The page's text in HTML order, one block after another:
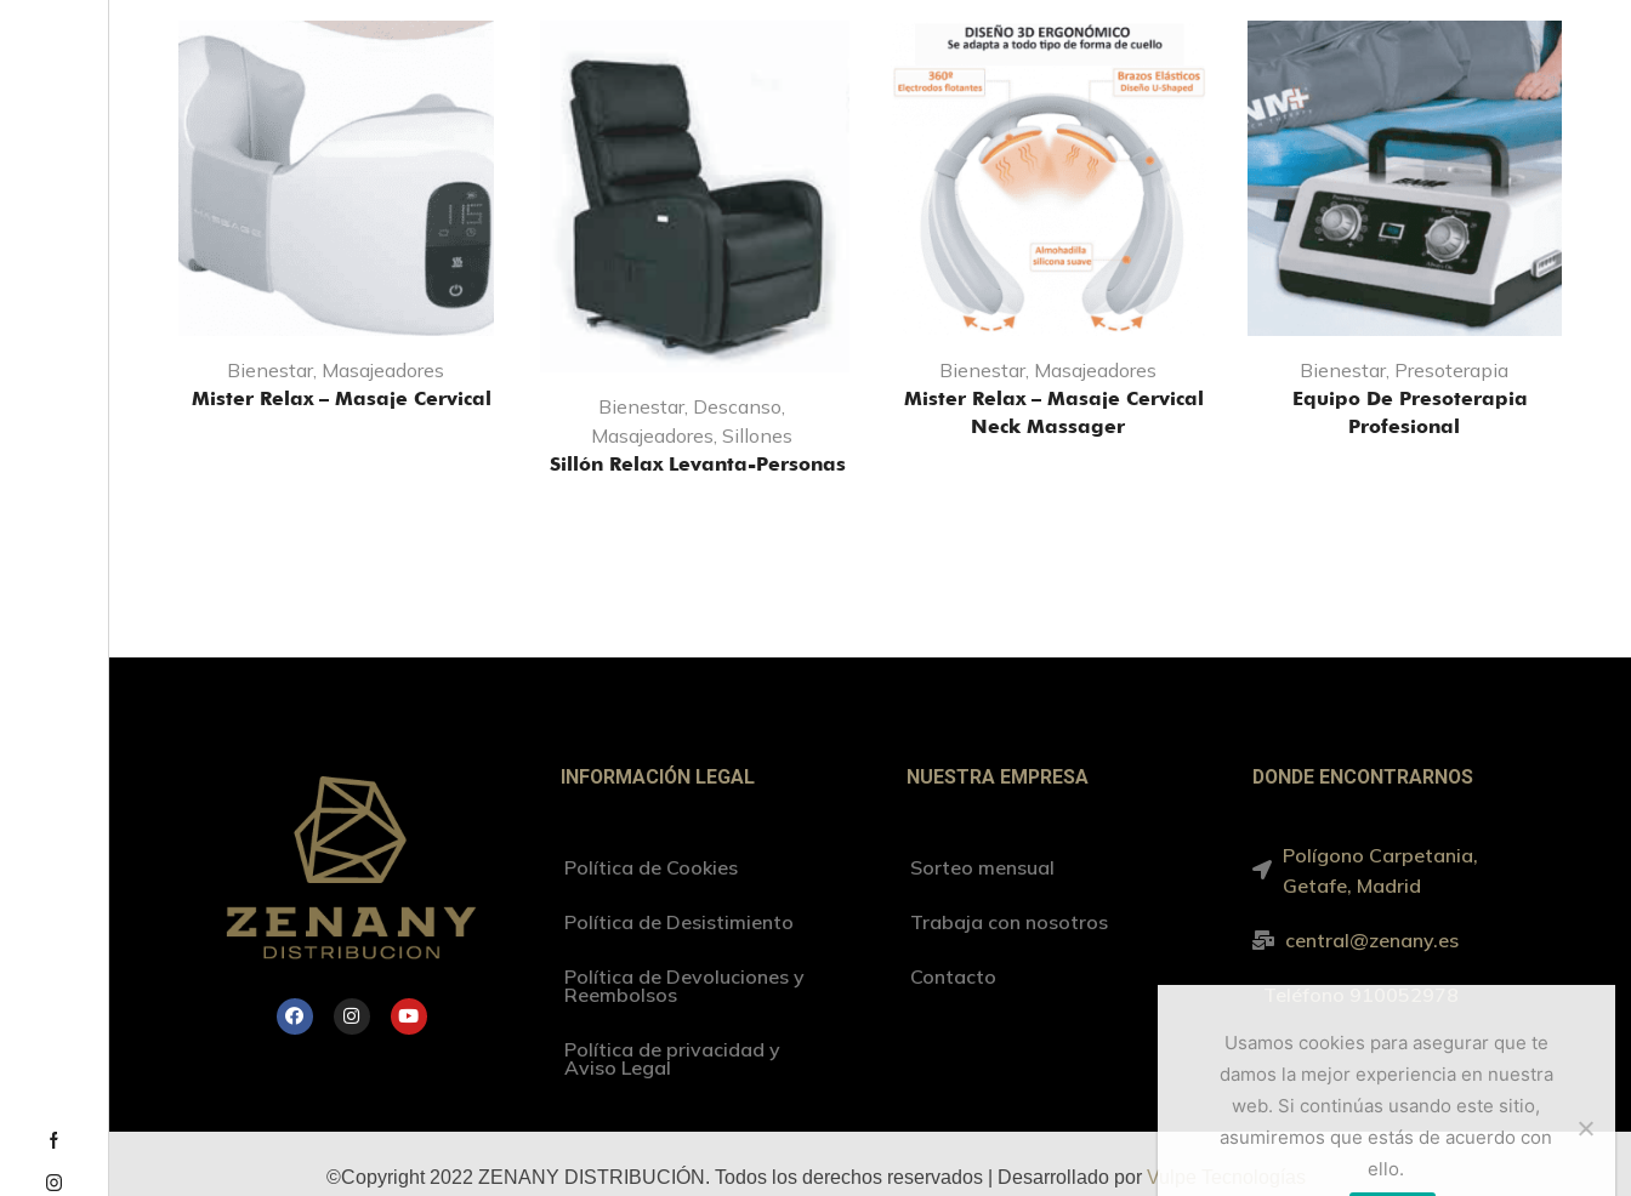
Bienestar, Masajeadores
Mister Relax – Masaje Cervical Bienestar, Descanso
Masajeadores ,Sillones
Sillón Relax Levanta-Personas
Bienestar, Masajeadores
Mister Relax – Masaje Cervical
Neck Massager
Bienestar, Presoterapia
Equipo De Presoterapia
Profesional
INFORMACIÓN LEGAL
Política de Cookies
Política de Desistimiento
Política de Devoluciones y
Reembolsos
Política de privacidad y
Aviso Legal
NUESTRA EMPRESA
Sorteo mensual
Trabaja con nosotros
Contacto
DONDE ENCONTRARNOS
Polígono Carpetania,
Getafe, Madrid
central@zenany.es
©Copyright 2022 ZENANY DISTRIBUCIÓN. Todos los derechos reservados | Desarrollado por Vulpe Tecnologías
Usamos cookies para asegurar que te
damos la mejor experiencia en nuestra
web. Si continúas usando este sitio,
asumiremos que estás de acuerdo con
ello.